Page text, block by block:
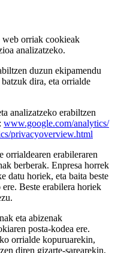
orriak cookieak
analizatzeko.
duzun ekipamendu
dira, eta orrialde
analizatzeko erabiltzen
www.google.com/analytics/
privacyoverview.html
erabileraren
berberak. Enpresa horrek
datu horiek, eta baita beste
Beste erabilera horiek
eta abizenak
posta-kodea ere.
orrialde kopuruarekin,
diren gizarte-sarearekin,